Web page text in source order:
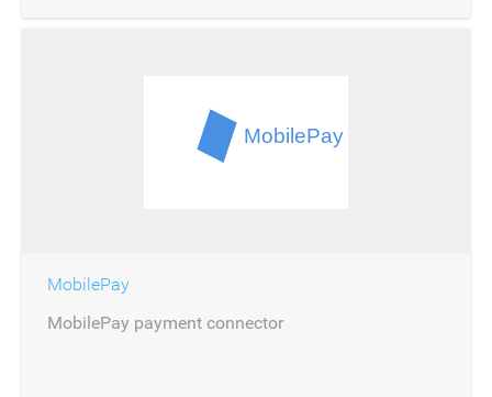
MobilePay
MobilePay payment connector